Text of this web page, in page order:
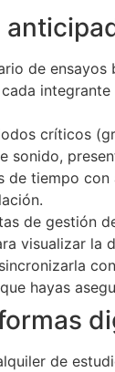
de ensayos
críticos
sonido,
de tiempo con
de gestión
visualizar la
que hayas
de